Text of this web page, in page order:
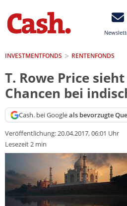
INVESTMENTFONDS RENTENFONDS
T. Rowe Price
Chancen bei
Cash. bei Googleals bevorzugte
Veröffentlichung:20.04.2017, 06:01 Uhr
Lesezeit 2 min